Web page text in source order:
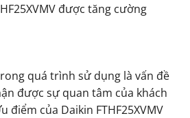
được tăng cường
quá trình sử dụng là vấn đề
được sự quan tâm của khách
điểm của Daikin FTHF25XVMV